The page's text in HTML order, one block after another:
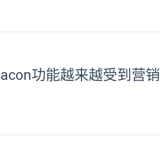
功能越来越受到营销